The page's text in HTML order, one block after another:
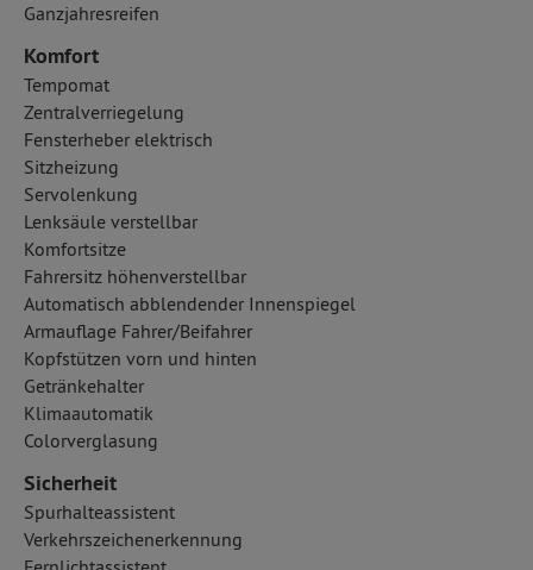
Ganzjahresreifen
Komfort
Tempomat
Zentralverriegelung
Fensterheber elektrisch
Sitzheizung
Servolenkung
Lenksäule verstellbar
Komfortsitze
Fahrersitz höhenverstellbar
Automatisch abblendender Innenspiegel
Armauflage Fahrer/Beifahrer
Kopfstützen vorn und hinten
Getränkehalter
Klimaautomatik
Colorverglasung
Sicherheit
Spurhalteassistent
Verkehrszeichenerkennung